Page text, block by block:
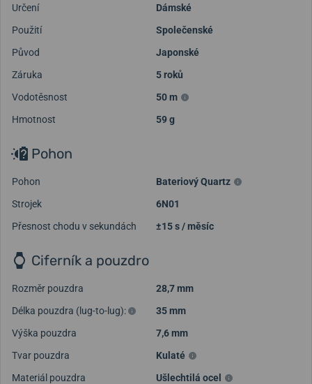
Určení
Dámské
Použití
Společenské
Původ
Japonské
Záruka
5 roků
Vodotěsnost
50 m
Hmotnost
59 g
Pohon
Pohon
Bateriový Quartz
Strojek
6N01
Přesnost chodu v sekundách
±15 s / měsíc
Ciferník a pouzdro
Rozměr pouzdra
28,7 mm
Délka pouzdra (lug-to-lug):
35 mm
Výška pouzdra
7,6 mm
Tvar pouzdra
Kulaté
Materiál pouzdra
Ušlechtilá ocel